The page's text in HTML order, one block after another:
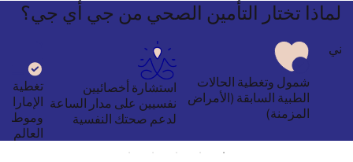
لماذا تختار التأمين الصحي من جي أي جي؟
شمول وتغطية الحالات
الطبية السابقة (الأمراض
المزمنة)
استشارة أخصائيين
نفسيين على مدار الساعة
لدعم صحتك النفسية
تغطية
وموطنك
العالم